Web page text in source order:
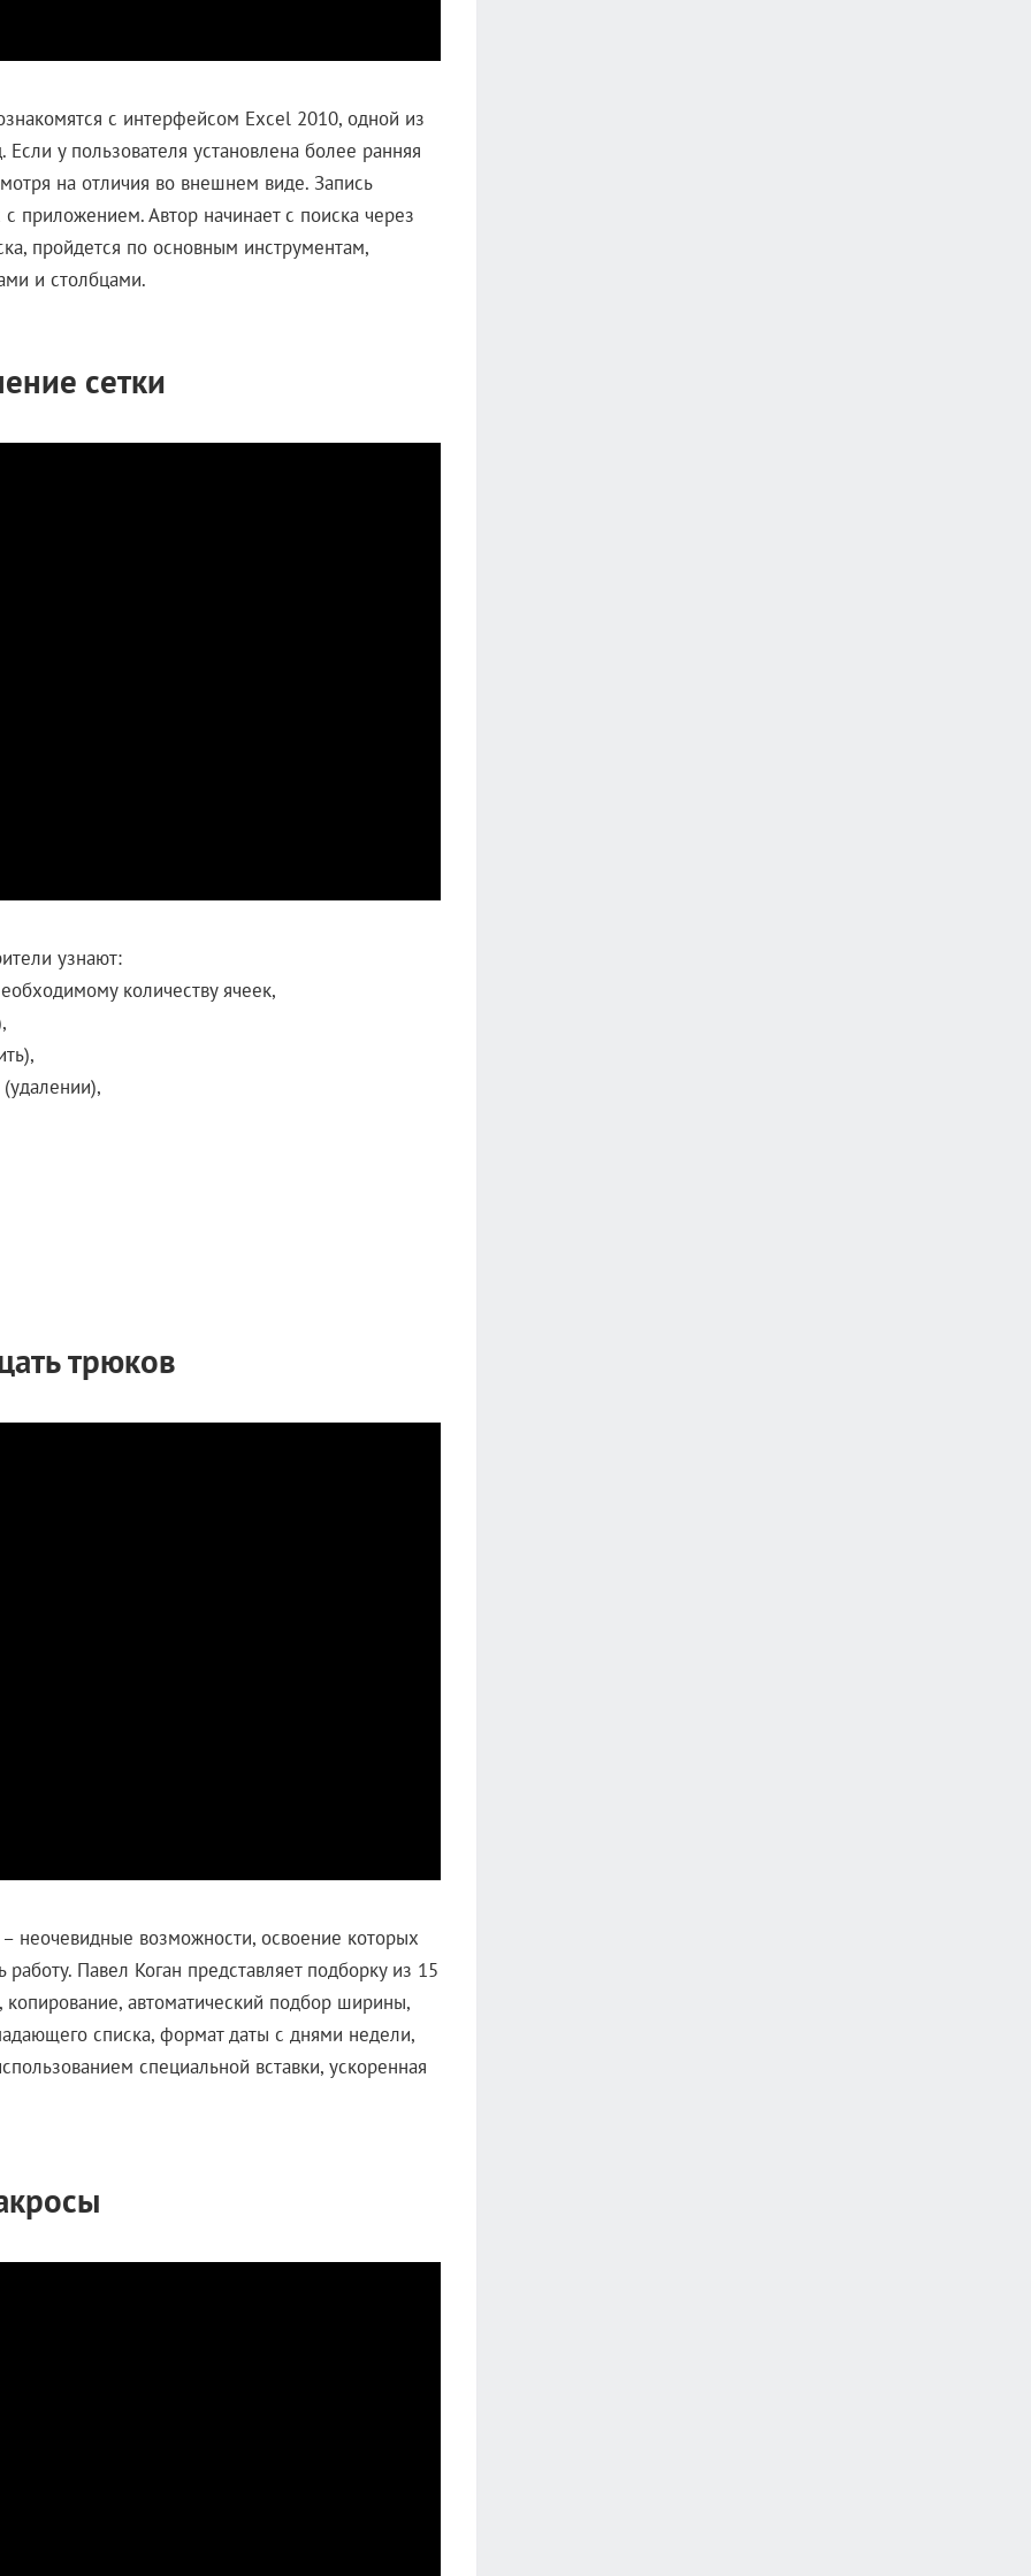
с интерфейсом Excel 2010, одной из
у пользователя установлена более ранняя
на отличия во внешнем виде. Запись
приложением. Автор начинает с поиска через
пройдется по основным инструментам,
и столбцами.
сетки
узнают:
количеству ячеек,
трюков
неочевидные возможности, освоение которых
Павел Коган представляет подборку из 15
автоматический подбор ширины,
списка, формат даты с днями недели,
специальной вставки, ускоренная